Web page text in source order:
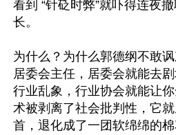
看到 “针砭时弊”就吓得连夜
长。
为什么？为什么郭德纲不敢
居委会主任，居委会就能去
行业乱象，行业协会就能让
术被剥离了社会批判性，它
首，退化成了一团软绵绵的